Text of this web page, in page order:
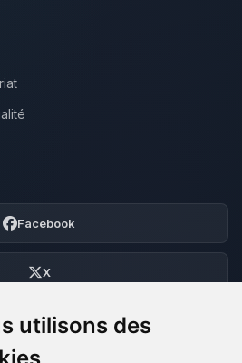
utilisons des
Facebook
X
Discord